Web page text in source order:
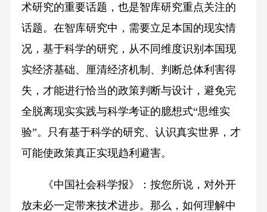
术研究的重要话题，也是智库研究重点关注的
话题。在智库研究中，需要立足本国的现实情
况，基于科学的研究，从不同维度识别本国现
实经济基础、厘清经济机制、判断总体利害得
失，才能进行恰当的政策判断与设计，避免完
全脱离现实实践与科学考证的臆想式“思维实
验”。只有基于科学的研究、认识真实世界，才
可能使政策真正实现趋利避害。
《中国社会科学报》：按您所说，对外开
放未必一定带来技术进步。那么，如何理解中